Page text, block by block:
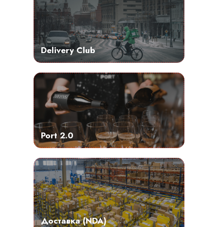
Delivery Club
Port 2.0
Доставка (NDA)